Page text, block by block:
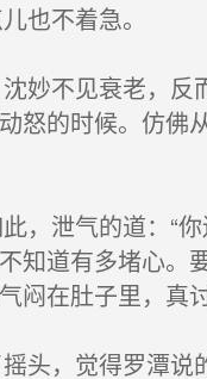
也不着急。
妙不见衰老，反
怒的时候。仿佛
，泄气的道：“
知道有多堵心。
闷在肚子里，真
头，觉得罗潭说